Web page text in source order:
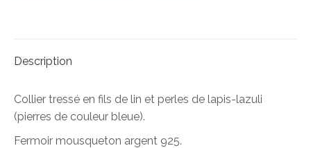
Description
Collier tressé en fils de lin et perles de lapis-lazuli
(pierres de couleur bleue).
Fermoir mousqueton argent 925.